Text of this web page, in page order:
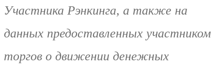
Участника Рэнкинга, а также на
данных предоставленных участником
торгов о движении денежных